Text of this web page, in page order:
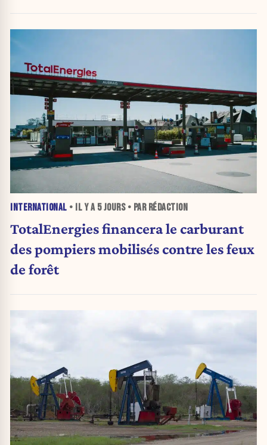
INTERNATIONAL • IL Y A 5 JOURS• PAR RÉDACTION
TotalEnergies financera le carburant
des pompiers mobilisés contre les feux
de forêt